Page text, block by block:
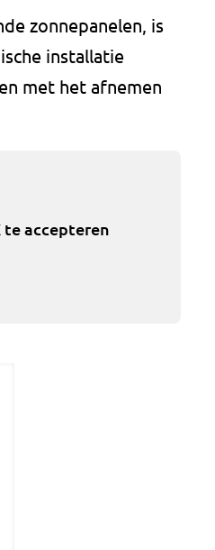
zonnepanelen, is
installatie
met het afnemen
te accepteren